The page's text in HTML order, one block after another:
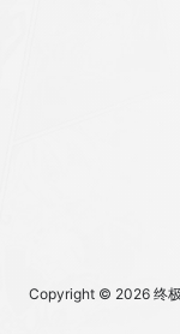
Copyright © 2026 终